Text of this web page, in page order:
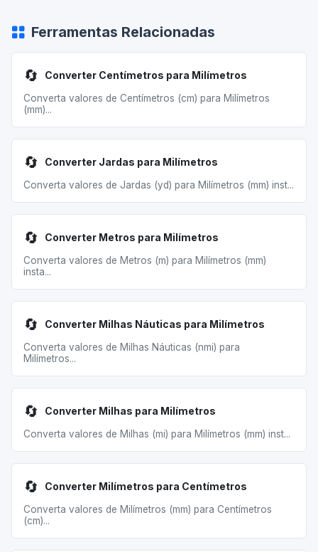
Ferramentas Relacionadas
🔄 Converter Centímetros para Milímetros
Converta valores de Centímetros (cm) para Milímetros
(mm)...
🔄 Converter Jardas para Milímetros
Converta valores de Jardas (yd) para Milímetros (mm) inst...
🔄 Converter Metros para Milímetros
Converta valores de Metros (m) para Milímetros (mm)
insta...
🔄 Converter Milhas Náuticas para Milímetros
Converta valores de Milhas Náuticas (nmi) para
Milímetros...
🔄 Converter Milhas para Milímetros
Converta valores de Milhas (mi) para Milímetros (mm) inst...
🔄 Converter Milímetros para Centímetros
Converta valores de Milímetros (mm) para Centímetros
(cm)...